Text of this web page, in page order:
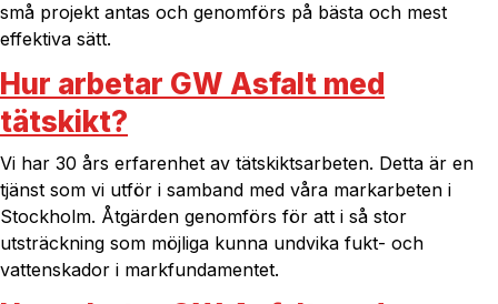
små projekt antas och genomförs på bästa och mest
effektiva sätt.
Hur arbetar GW Asfalt med
tätskikt?
Vi har 30 års erfarenhet av tätskiktsarbeten. Detta är en
tjänst som vi utför i samband med våra markarbeten i
Stockholm. Åtgärden genomförs för att i så stor
utsträckning som möjliga kunna undvika fukt- och
vattenskador i markfundamentet.